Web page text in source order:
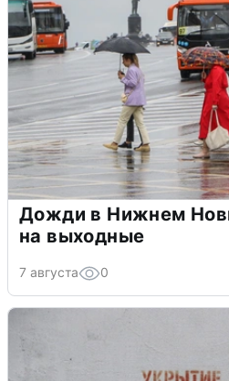
Дожди в Нижнем
на выходные
7 августа 0